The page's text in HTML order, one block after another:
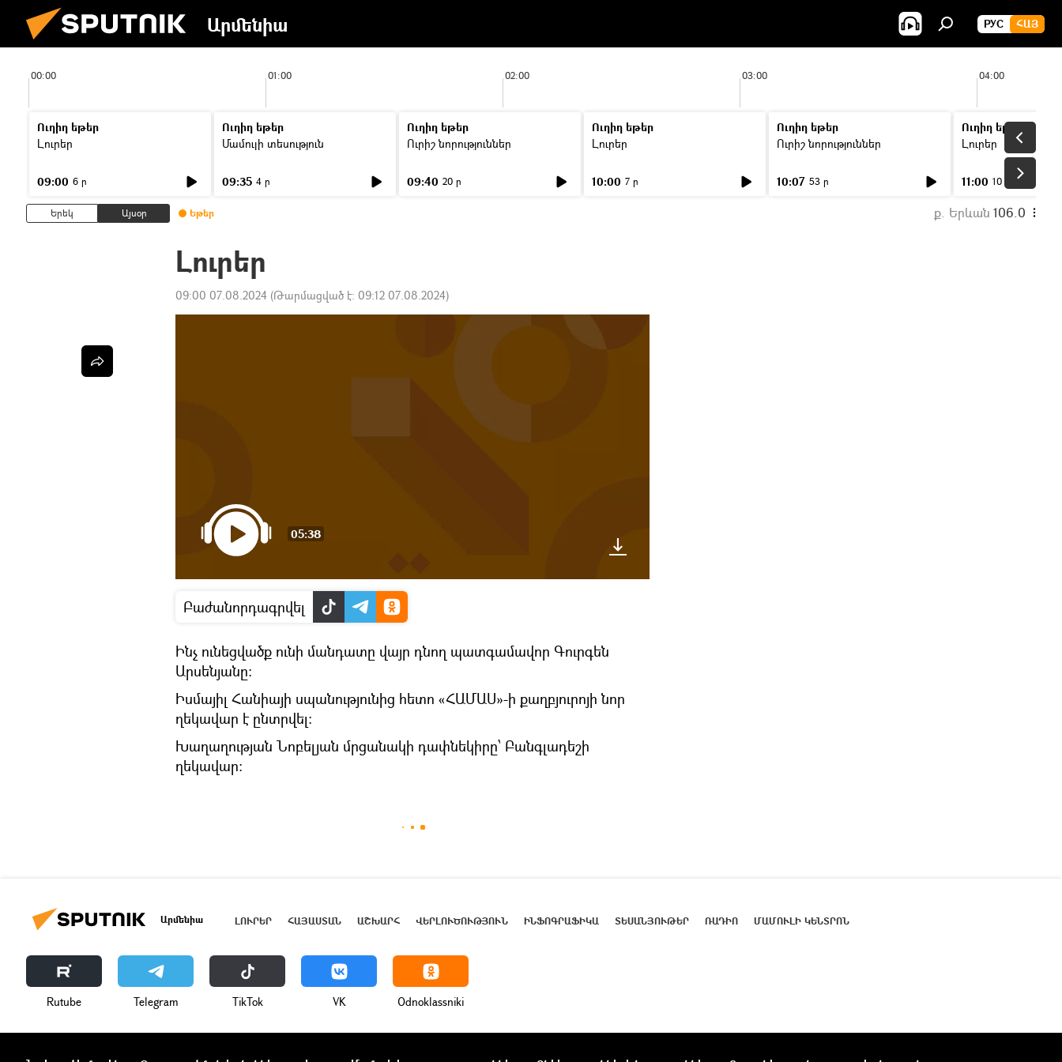
Արմենիա РУС ՀԱՅ
00:00 01:00 02:00 03:00 04:00
Ուղիղ եթեր
Լուրեր
09:00 6 ր
Ուղիղ եթեր
Մամուլի տեսություն
09:35 4 ր
Ուղիղ եթեր
Ուրիշ նորություններ
09:40 20 ր
Ուղիղ եթեր
Լուրեր
10:00 7 ր
Ուղիղ եթեր
Ուրիշ նորություններ
10:07 53 ր
Ուղիղ եթեր
Լուրեր
11:00 10 ր
Երեկ Այսօր Եթեր ք. Երևան 106.0
Լուրեր
09:00 07.08.2024 (Թարմացված է: 09:12 07.08.2024)
05:38
Բաժանորդագրվել
Ինչ ունեցվածք ունի մանդատը վայր դնող պատգամավոր Գուրգեն
Արսենյանը։
Իսմայիլ Հանիայի սպանությունից հետո «ՀԱՄԱՍ»-ի քաղբյուրոյի նոր
ղեկավար է ընտրվել։
Խաղաղության Նոբելյան մրցանակի դափնեկիրը՝ Բանգլադեշի
ղեկավար։
Արմենիա ԼՈՒՐԵՐ ՀԱՅԱՍՏԱՆ ԱՇԽԱՐՀ ՎԵՐԼՈՒԾՈՒԹՅՈՒՆ ԻՆՖՈԳՐԱՖԻԿԱ ՏԵՍԱՆՅՈՒԹԵՐ ՌԱԴԻՈ ՄԱՄՈՒԼԻ ԿԵՆՏՐՈՆ
Rutube Telegram ТikТоk VK Odnoklassniki